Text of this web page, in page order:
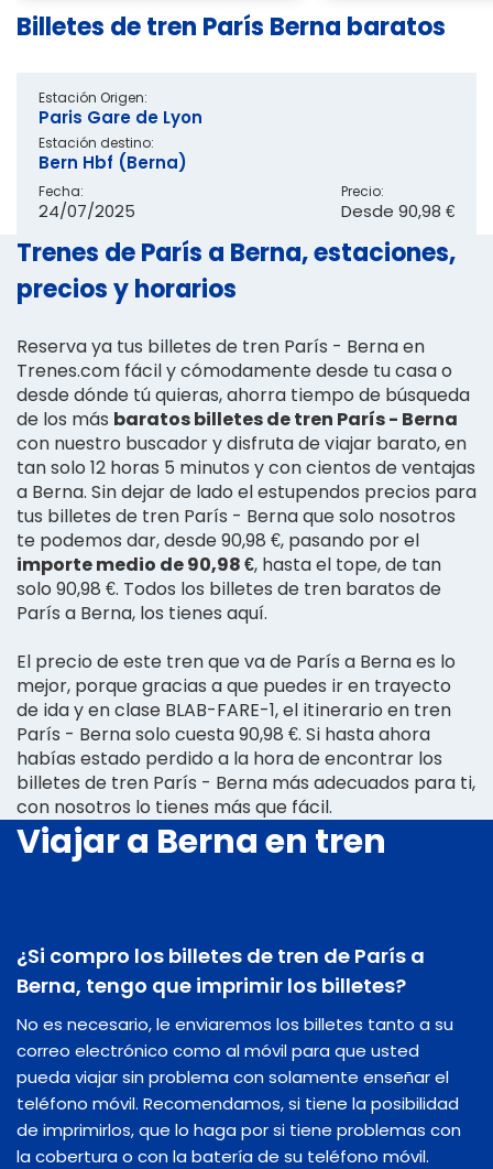
Billetes de tren París Berna baratos
Estación Origen:
Paris Gare de Lyon
Estación destino:
Bern Hbf (Berna)
Fecha:
24/07/2025
Precio:
Desde 90,98 €
Trenes de París a Berna, estaciones,
precios y horarios
Reserva ya tus billetes de tren París - Berna en
Trenes.com fácil y cómodamente desde tu casa o
desde dónde tú quieras, ahorra tiempo de búsqueda
de los más baratos billetes de tren París - Berna
con nuestro buscador y disfruta de viajar barato, en
tan solo 12 horas 5 minutos y con cientos de ventajas
a Berna. Sin dejar de lado el estupendos precios para
tus billetes de tren París - Berna que solo nosotros
te podemos dar, desde 90,98 €, pasando por el
importe medio de 90,98 €, hasta el tope, de tan
solo 90,98 €. Todos los billetes de tren baratos de
París a Berna, los tienes aquí.
El precio de este tren que va de París a Berna es lo
mejor, porque gracias a que puedes ir en trayecto
de ida y en clase BLAB-FARE-1, el itinerario en tren
París - Berna solo cuesta 90,98 €. Si hasta ahora
habías estado perdido a la hora de encontrar los
billetes de tren París - Berna más adecuados para ti,
con nosotros lo tienes más que fácil.
Viajar a Berna en tren
¿Si compro los billetes de tren de París a
Berna, tengo que imprimir los billetes?
No es necesario, le enviaremos los billetes tanto a su
correo electrónico como al móvil para que usted
pueda viajar sin problema con solamente enseñar el
teléfono móvil. Recomendamos, si tiene la posibilidad
de imprimirlos, que lo haga por si tiene problemas con
la cobertura o con la batería de su teléfono móvil.